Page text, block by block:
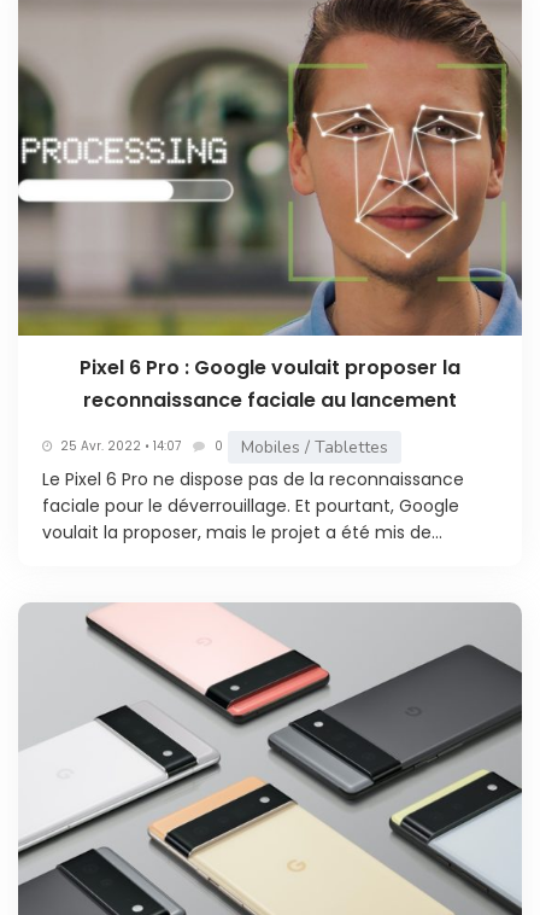
Pixel 6 Pro : Google voulait proposer la
reconnaissance faciale au lancement
25 Avr. 2022 • 14:07 0 Mobiles / Tablettes
Le Pixel 6 Pro ne dispose pas de la reconnaissance
faciale pour le déverrouillage. Et pourtant, Google
voulait la proposer, mais le projet a été mis de...